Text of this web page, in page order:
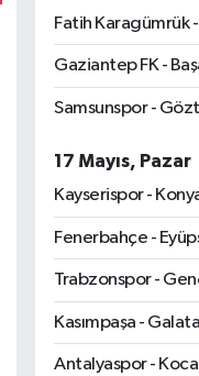
Fatih Karagümrük
Gaziantep FK -
Samsunspor -
17 Mayıs, Pazar
Kayserispor -
Fenerbahçe -
Trabzonspor -
Kasımpaşa -
Antalyaspor -